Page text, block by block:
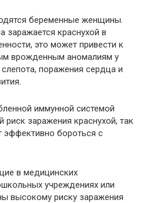
беременные женщины.
заражается краснухой в
это может привести к
врожденным аномалиям у
поражения сердца и
иммунной системой
заражения краснухой, так
эффективно бороться с
в медицинских
учреждениях или
высокому риску заражения